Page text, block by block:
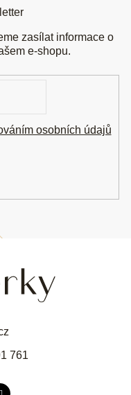
761
zasílat informace o
e-shopu.
osobních údajů